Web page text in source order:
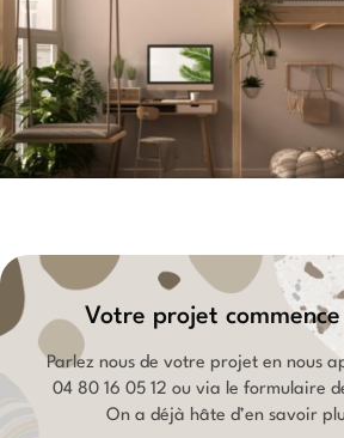
Votre projet
Parlez nous de votre projet en nous
04 80 16 05 12 ou via le formulaire
On a déjà hâte d’en savoir